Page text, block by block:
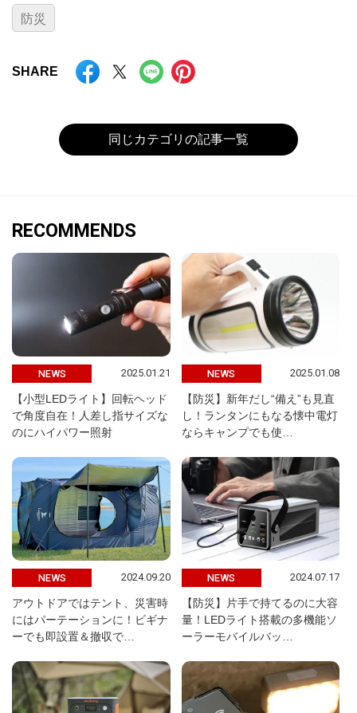
防災
SHARE
同じカテゴリの記事一覧
RECOMMENDS
NEWS 2025.01.21
【小型LEDライト】回転ヘッド
で角度自在！人差し指サイズな
のにハイパワー照射
NEWS 2025.01.08
【防災】新年だし“備え”も見直
し！ランタンにもなる懐中電灯
ならキャンプでも使…
NEWS 2024.09.20
アウトドアではテント、災害時
にはパーテーションに！ビギナ
ーでも即設置＆撤収で…
NEWS 2024.07.17
【防災】片手で持てるのに大容
量！LEDライト搭載の多機能ソ
ーラーモバイルバッ…